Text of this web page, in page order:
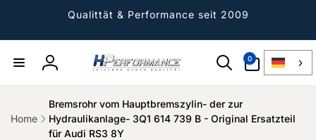
Qualittät & Performance seit 2009
Einloggen
0
Artikel
Home
Bremsrohr vom Hauptbremszylin- der zur
Hydraulikanlage- 3Q1 614 739 B - Original Ersatzteil
für Audi RS3 8Y